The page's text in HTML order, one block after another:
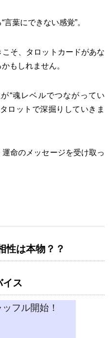
葉にできない感覚”。
そ、タロットカードがあな
もしれません。
“魂レベルでつながってい
ロットで深掘りしていきま
命のメッセージを受け取っ
性は本物？？
イス
フル開始！